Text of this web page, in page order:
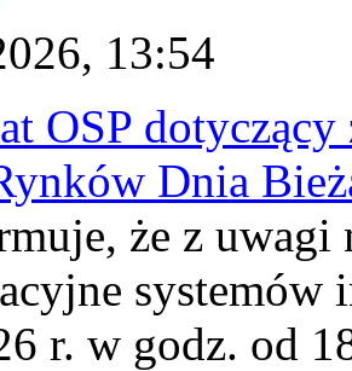
13:54
OSP dotyczący
Dnia
że z uwagi
r. w godz. od